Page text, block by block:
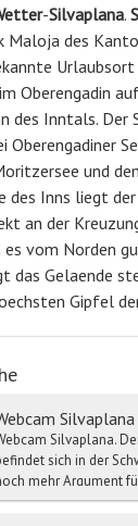
-Silvaplana.
Maloja des
Urlaubsort
Oberengadin
des Inntals. Der
und
des Inns liegt
an der
es vom Norden
das Gelaende
Gipfel
Silvaplana.
sich in der
mehr Argument
Ein M...